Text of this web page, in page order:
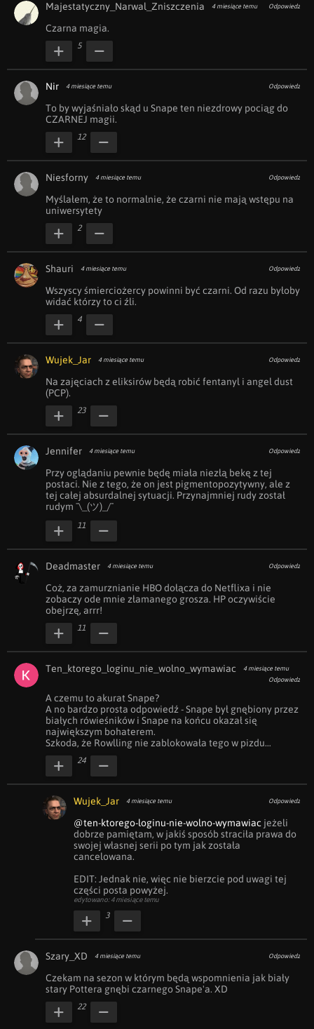
Majestatyczny_Narwal_Zniszczenia 4 miesiące temu Odpowiedz
Czarna magia.
5
Nir 4 miesiące temu Odpowiedz
To by wyjaśniało skąd u Snape ten niezdrowy pociąg do
CZARNEJ magii.
12
Niesforny 4 miesiące temu Odpowiedz
Myślałem, że to normalnie, że czarni nie mają wstępu na
uniwersytety
2
Shauri 4 miesiące temu Odpowiedz
Wszyscy śmierciożercy powinni być czarni. Od razu byłoby
widać którzy to ci źli.
4
Wujek_Jar 4 miesiące temu Odpowiedz
Na zajęciach z eliksirów będą robić fentanyl i angel dust
(PCP).
23
Jennifer 4 miesiące temu Odpowiedz
Przy oglądaniu pewnie będę miała niezłą bekę z tej
postaci. Nie z tego, że on jest pigmentopozytywny, ale z
tej całej absurdalnej sytuacji. Przynajmniej rudy został
rudym ¯⁠\⁠_⁠(⁠ツ⁠)⁠_⁠/⁠¯
11
Deadmaster 4 miesiące temu Odpowiedz
Coż, za zamurznianie HBO dołącza do Netflixa i nie
zobaczy ode mnie złamanego grosza. HP oczywiście
obejrzę, arrr!
11
Ten_ktorego_loginu_nie_wolno_wymawiac
4 miesiące temu
Odpowiedz
A czemu to akurat Snape?
A no bardzo prosta odpowiedź - Snape był gnębiony przez
białych rówieśników i Snape na końcu okazał się
największym bohaterem.
Szkoda, że Rowlling nie zablokowała tego w pizdu…
24
Wujek_Jar 4 miesiące temu Odpowiedz
@ten-ktorego-loginu-nie-wolno-wymawiac jeżeli
dobrze pamiętam, w jakiś sposób straciła prawa do
swojej własnej serii po tym jak została
cancelowana.
EDIT: Jednak nie, więc nie bierzcie pod uwagi tej
części posta powyżej.
edytowano: 4 miesiące temu
3
Szary_XD 4 miesiące temu Odpowiedz
Czekam na sezon w którym będą wspomnienia jak biały
stary Pottera gnębi czarnego Snape'a. XD
22